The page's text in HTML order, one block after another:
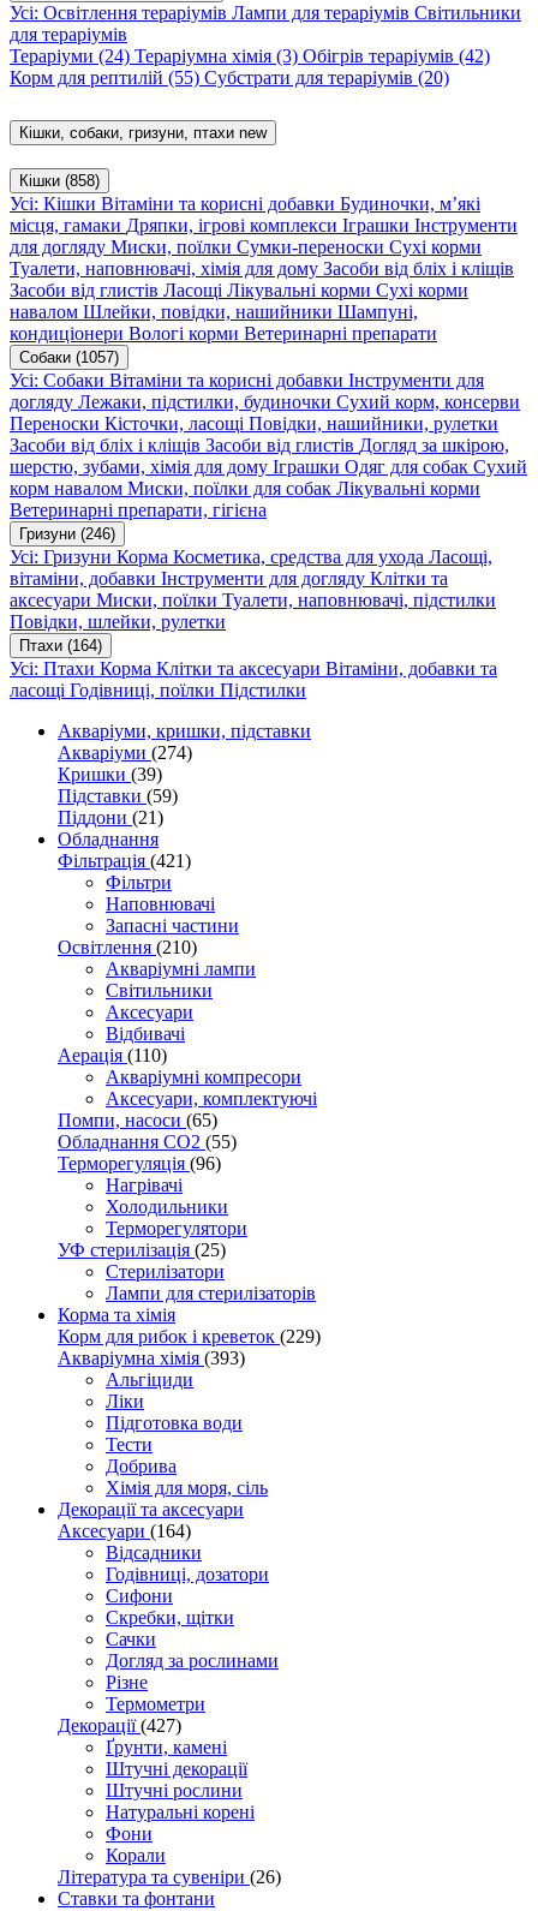
Усі: Освітлення тераріумів Лампи для тераріумів Світильники
для тераріумів
Тераріуми (24) Тераріумна хімія (3) Обігрів тераріумів (42)
Корм для рептилій (55) Субстрати для тераріумів (20)
Кішки, собаки, гризуни, птахи new
Кішки (858)
Усі: Кішки Вітаміни та корисні добавки Будиночки, м’які
місця, гамаки Дряпки, ігрові комплекси Іграшки Інструменти
для догляду Миски, поїлки Сумки-переноски Сухі корми
Туалети, наповнювачі, хімія для дому Засоби від бліх і кліщів
Засоби від глистів Ласощі Лікувальні корми Сухі корми
навалом Шлейки, повідки, нашийники Шампуні,
кондиціонери Вологі корми Ветеринарні препарати
Собаки (1057)
Усі: Собаки Вітаміни та корисні добавки Інструменти для
догляду Лежаки, підстилки, будиночки Сухий корм, консерви
Переноски Кісточки, ласощі Повідки, нашийники, рулетки
Засоби від бліх і кліщів Засоби від глистів Догляд за шкірою,
шерстю, зубами, хімія для дому Іграшки Одяг для собак Сухий
корм навалом Миски, поїлки для собак Лікувальні корми
Ветеринарні препарати, гігієна
Гризуни (246)
Усі: Гризуни Корма Косметика, средства для ухода Ласощі,
вітаміни, добавки Інструменти для догляду Клітки та
аксесуари Миски, поїлки Туалети, наповнювачі, підстилки
Повідки, шлейки, рулетки
Птахи (164)
Усі: Птахи Корма Клітки та аксесуари Вітаміни, добавки та
ласощі Годівниці, поїлки Підстилки
Акваріуми, кришки, підставки
Акваріуми (274)
Кришки (39)
Підставки (59)
Піддони (21)
Обладнання
Фільтрація (421)
Фільтри
Наповнювачі
Запасні частини
Освітлення (210)
Акваріумні лампи
Світильники
Аксесуари
Відбивачі
Аерація (110)
Акваріумні компресори
Аксесуари, комплектуючі
Помпи, насоси (65)
Обладнання CO2 (55)
Терморегуляція (96)
Нагрівачі
Холодильники
Терморегулятори
УФ стерилізація (25)
Стерилізатори
Лампи для стерилізаторів
Корма та хімія
Корм для рибок і креветок (229)
Акваріумна хімія (393)
Альгіциди
Ліки
Підготовка води
Тести
Добрива
Хімія для моря, сіль
Декорації та аксесуари
Аксесуари (164)
Відсадники
Годівниці, дозатори
Сифони
Скребки, щітки
Сачки
Догляд за рослинами
Різне
Термометри
Декорації(427)
Ґрунти, камені
Штучні декорації
Штучні рослини
Натуральні корені
Фони
Корали
Література та сувеніри (26)
Ставки та фонтани